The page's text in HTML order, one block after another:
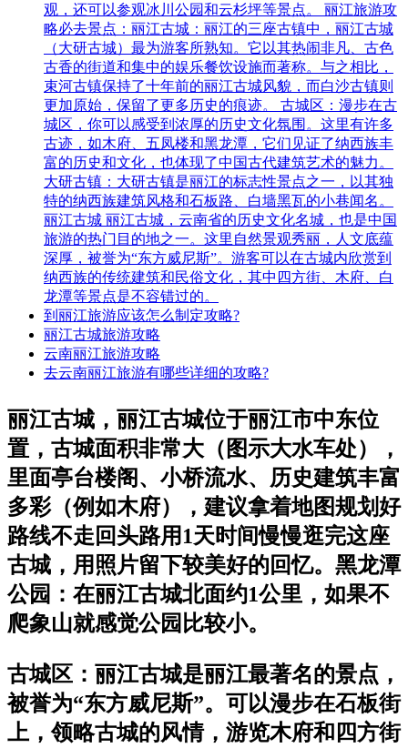
观，还可以参观冰川公园和云杉坪等景点。 丽江旅游攻
略必去景点：丽江古城：丽江的三座古镇中，丽江古城
（大研古城）最为游客所熟知。它以其热闹非凡、古色
古香的街道和集中的娱乐餐饮设施而著称。与之相比，
束河古镇保持了十年前的丽江古城风貌，而白沙古镇则
更加原始，保留了更多历史的痕迹。 古城区：漫步在古
城区，你可以感受到浓厚的历史文化氛围。这里有许多
古迹，如木府、五凤楼和黑龙潭，它们见证了纳西族丰
富的历史和文化，也体现了中国古代建筑艺术的魅力。
大研古镇：大研古镇是丽江的标志性景点之一，以其独
特的纳西族建筑风格和石板路、白墙黑瓦的小巷闻名。
丽江古城 丽江古城，云南省的历史文化名城，也是中国
旅游的热门目的地之一。这里自然景观秀丽，人文底蕴
深厚，被誉为“东方威尼斯”。游客可以在古城内欣赏到
纳西族的传统建筑和民俗文化，其中四方街、木府、白
龙潭等景点是不容错过的。
到丽江旅游应该怎么制定攻略?
丽江古城旅游攻略
云南丽江旅游攻略
去云南丽江旅游有哪些详细的攻略?
丽江古城，丽江古城位于丽江市中东位
置，古城面积非常大（图示大水车处），
里面亭台楼阁、小桥流水、历史建筑丰富
多彩（例如木府），建议拿着地图规划好
路线不走回头路用1天时间慢慢逛完这座
古城，用照片留下较美好的回忆。黑龙潭
公园：在丽江古城北面约1公里，如果不
爬象山就感觉公园比较小。
古城区：丽江古城是丽江最著名的景点，
被誉为“东方威尼斯”。可以漫步在石板街
上，领略古城的风情，游览木府和四方街